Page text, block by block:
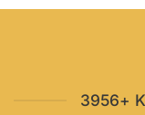
3956+